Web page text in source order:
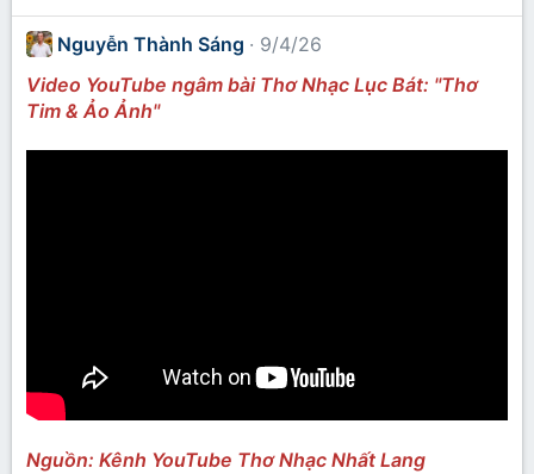
Nguyễn Thành Sáng
9/4/26
Video YouTube ngâm bài Thơ Nhạc Lục Bát: "Thơ
Tim & Ảo Ảnh"
Nguồn: Kênh YouTube Thơ Nhạc Nhất Lang